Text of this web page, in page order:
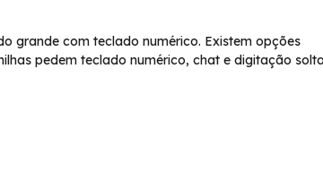
grande com teclado numérico. Existem opções
pedem teclado numérico, chat e digitação